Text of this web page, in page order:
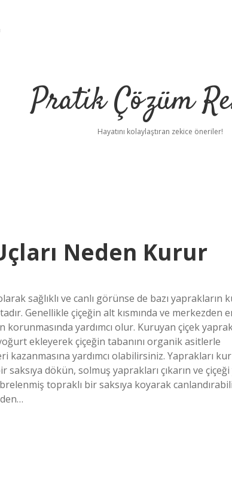
Pratik Çözüm
Hayatını kolaylaştıran zekice öneriler!
Neden Kurur
sağlıklı ve canlı görünse de bazı yaprakların
Genellikle çiçeğin alt kısmında ve merkezden
yardımcı olur. Kuruyan çiçek
ekleyerek çiçeğin tabanını organik asitlerle
kazanmasına yardımcı olabilirsiniz. Yaprakları
saksıya dökün, solmuş yaprakları çıkarın ve çiçeği
topraklı bir saksıya koyarak